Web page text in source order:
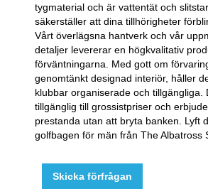
tygmaterial och är vattentät och
säkerställer att dina tillhörigheter
Vårt överlägsna hantverk och vår
detaljer levererar en högkvalitativ
förväntningarna. Med gott om
genomtänkt designad interiör, håller
klubbar organiserade och tillgängliga.
tillgänglig till grossistpriser och
prestanda utan att bryta banken. Lyft
golfbagen för män från The Albatross
Skicka förfrågan